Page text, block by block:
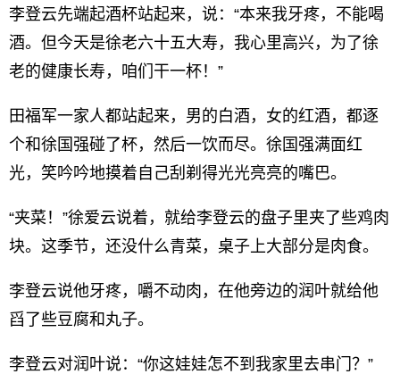
李登云先端起酒杯站起来，说：“本来我牙疼，不能喝
酒。但今天是徐老六十五大寿，我心里高兴，为了徐
老的健康长寿，咱们干一杯！”
田福军一家人都站起来，男的白酒，女的红酒，都逐
个和徐国强碰了杯，然后一饮而尽。徐国强满面红
光，笑吟吟地摸着自己刮剃得光光亮亮的嘴巴。
“夹菜！”徐爱云说着，就给李登云的盘子里夹了些鸡肉
块。这季节，还没什么青菜，桌子上大部分是肉食。
李登云说他牙疼，嚼不动肉，在他旁边的润叶就给他
舀了些豆腐和丸子。
李登云对润叶说：“你这娃娃怎不到我家里去串门？”